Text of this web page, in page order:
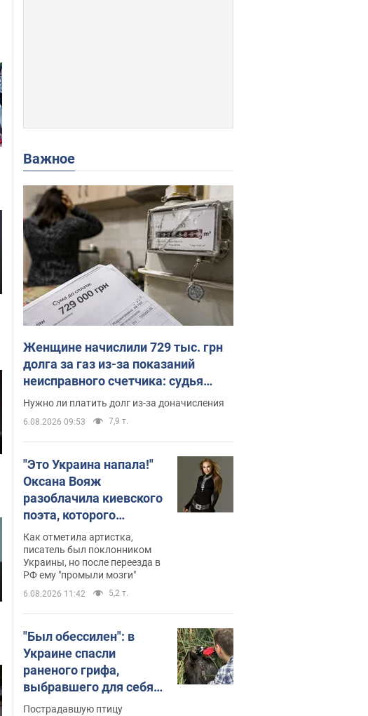
Важное
Женщине начислили 729 тыс. грн
долга за газ из-за показаний
неисправного счетчика: судья
вынес неожиданное решение
Нужно ли платить долг из-за доначисления
6.08.2026 09:53 7,9 т.
"Это Украина напала!"
Оксана Вояж
разоблачила киевского
поэта, которого
"зазомбировали": он
даже русского не знал,
а теперь хочет
геноцида украинцев
Как отметила артистка,
писатель был поклонником
Украины, но после переезда в
РФ ему "промыли мозги"
6.08.2026 11:42 5,2 т.
"Был обессилен": в
Украине спасли
раненого грифа,
выбравшего для себя
нетипичный маршрут.
Пострадавшую птицу